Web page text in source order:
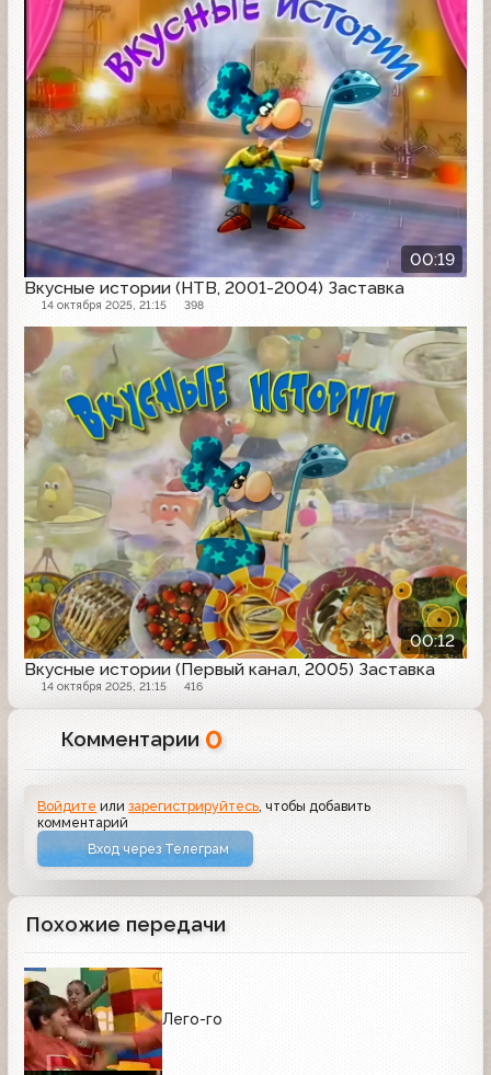
00:19
Вкусные истории (НТВ, 2001-2004) Заставка
14 октября 2025, 21:15 398
00:12
Вкусные истории (Первый канал, 2005) Заставка
14 октября 2025, 21:15 416
Заставка программы
Комментарии 0
Войдите илизарегистрируйтесь, чтобы добавить
комментарий
Вход через Телеграм
Похожие передачи
Лего-го